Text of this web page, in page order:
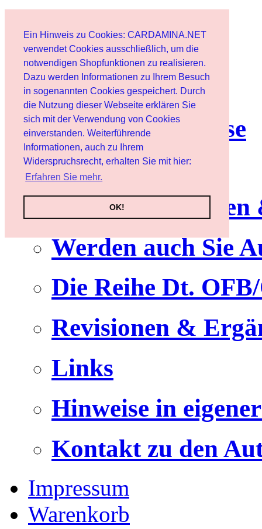
Ein Hinweis zu Cookies: CARDAMINA.NET
verwendet Cookies ausschließlich, um die
notwendigen Shopfunktionen zu realisieren.
Dazu werden Informationen zu Ihrem Besuch
in sogenannten Cookies gespeichert. Durch
die Nutzung dieser Webseite erklären Sie
sich mit der Verwendung von Cookies
einverstanden. Weiterführende
Informationen, auch zu Ihrem
Widerspruchsrecht, erhalten Sie mit hier:
Erfahren Sie mehr.
OK!
Benutzer
Newsletter
Nutzungshinweise
Service
Werden auch Sie
Die Reihe Dt.
Revisionen &
Links
Hinweise in
Kontakt zu den
Impressum
Warenkorb